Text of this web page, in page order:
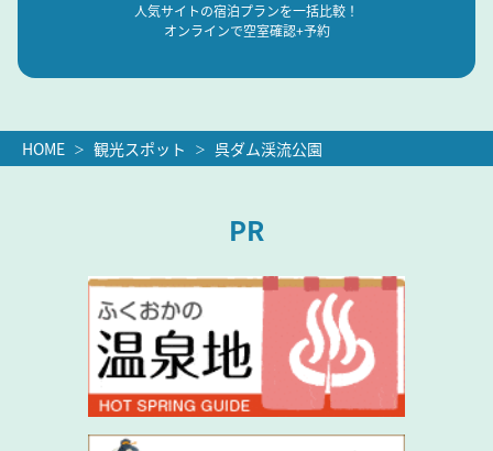
人気サイトの宿泊プランを一括比較！
オンラインで空室確認+予約
HOME 観光スポット 呉ダム渓流公園
PR